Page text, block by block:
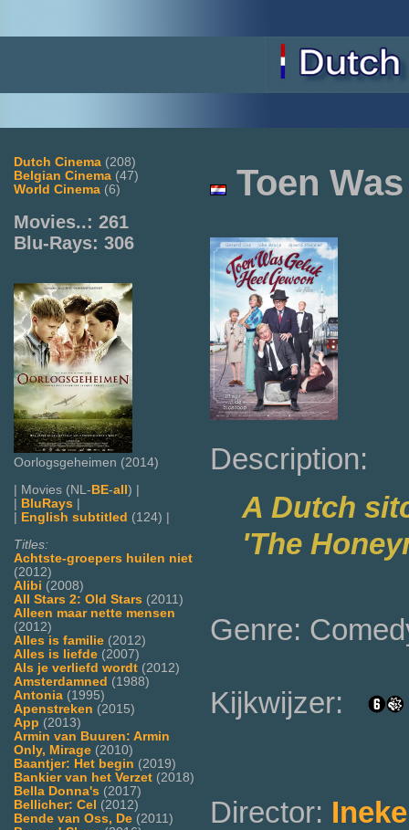
Dutch Cinema (208)
Belgian Cinema (47)
World Cinema (6)
Movies..: 261
Blu-Rays: 306
Oorlogsgeheimen (2014)
| Movies (NL-BE-all) |
| BluRays |
| English subtitled (124) |
Titles:
Achtste-groepers huilen niet
(2012)
Alibi (2008)
All Stars 2: Old Stars (2011)
Alleen maar nette mensen
(2012)
Alles is familie (2012)
Alles is liefde (2007)
Als je verliefd wordt (2012)
Amsterdamned (1988)
Antonia (1995)
Apenstreken (2015)
App (2013)
Armin van Buuren: Armin
Only, Mirage (2010)
Baantjer: Het begin (2019)
Bankier van het Verzet (2018)
Bella Donna's (2017)
Bellicher: Cel (2012)
Bende van Oss, De (2011)
Toen
Description:
A Dutch
'The
Genre:
Kijkwijzer:
Director: